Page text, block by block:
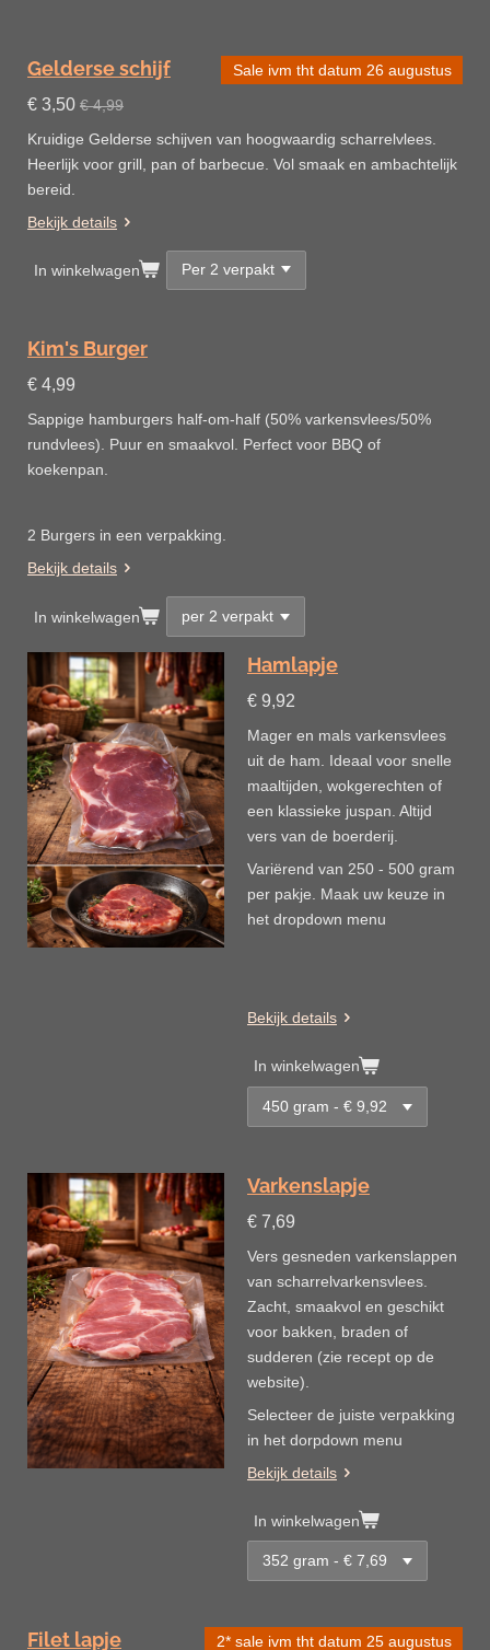
Sale ivm tht datum 26 augustus
Gelderse schijf
€ 3,50 € 4,99
Kruidige Gelderse schijven van hoogwaardig scharrelvlees.
Heerlijk voor grill, pan of barbecue. Vol smaak en ambachtelijk
bereid.
Bekijk details
In winkelwagen
Kim's Burger
€ 4,99
Sappige hamburgers half-om-half (50% varkensvlees/50%
rundvlees). Puur en smaakvol. Perfect voor BBQ of
koekenpan.
2 Burgers in een verpakking.
Bekijk details
In winkelwagen
Hamlapje
€ 9,92
Mager en mals varkensvlees
uit de ham. Ideaal voor snelle
maaltijden, wokgerechten of
een klassieke juspan. Altijd
vers van de boerderij.
Variërend van 250 - 500 gram
per pakje. Maak uw keuze in
het dropdown menu
Bekijk details
In winkelwagen
Varkenslapje
€ 7,69
Vers gesneden varkenslappen
van scharrelvarkensvlees.
Zacht, smaakvol en geschikt
voor bakken, braden of
sudderen (zie recept op de
website).
Selecteer de juiste verpakking
in het dorpdown menu
Bekijk details
In winkelwagen
2* sale ivm tht datum 25 augustus
Filet lapje